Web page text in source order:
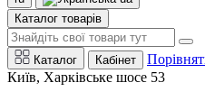
Каталог товарів
Каталог Кабінет
Київ, Харківське шосе 53